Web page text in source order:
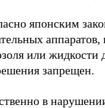
японским
или жидкости
запрещен.
в